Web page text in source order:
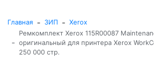
Главная - ЗИП - Xerox
-
Ремкомплект Xerox 115R00087
оригинальный для принтера Xerox
250 000 стр.